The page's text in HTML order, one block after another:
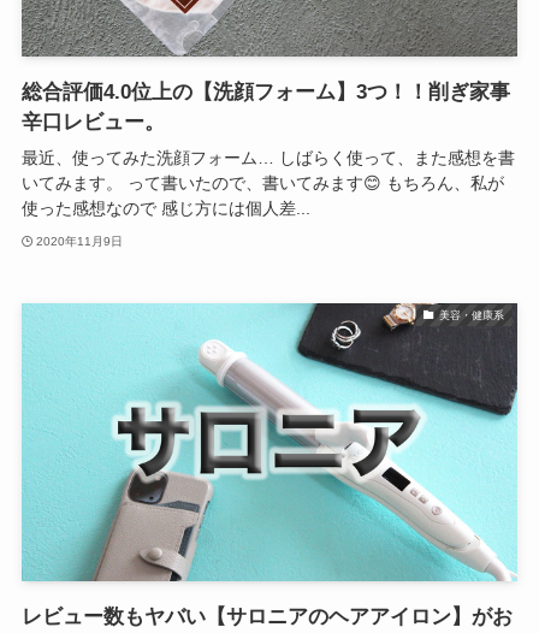
総合評価4.0位上の【洗顔フォーム】3つ！！削ぎ家事
辛口レビュー。
最近、使ってみた洗顔フォーム… しばらく使って、また感想を書
いてみます。 って書いたので、書いてみます😊 もちろん、私が
使った感想なので 感じ方には個人差...
2020年11月9日
美容・健康系
レビュー数もヤバい【サロニアのヘアアイロン】がお